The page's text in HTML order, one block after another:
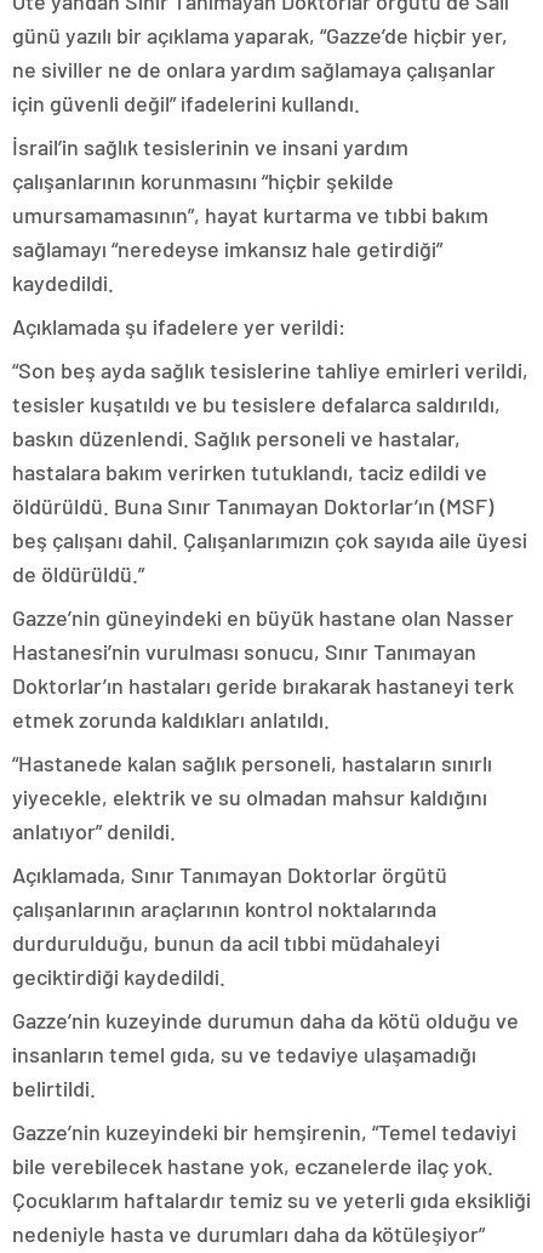
günü yazılı bir açıklama yaparak, “Gazze’de hiçbir yer,
ne siviller ne de onlara yardım sağlamaya çalışanlar
için güvenli değil” ifadelerini kullandı.
İsrail’in sağlık tesislerinin ve insani yardım
çalışanlarının korunmasını “hiçbir şekilde
umursamamasının”, hayat kurtarma ve tıbbi bakım
sağlamayı “neredeyse imkansız hale getirdiği”
kaydedildi.
Açıklamada şu ifadelere yer verildi:
“Son beş ayda sağlık tesislerine tahliye emirleri verildi,
tesisler kuşatıldı ve bu tesislere defalarca saldırıldı,
baskın düzenlendi. Sağlık personeli ve hastalar,
hastalara bakım verirken tutuklandı, taciz edildi ve
öldürüldü. Buna Sınır Tanımayan Doktorlar’ın (MSF)
beş çalışanı dahil. Çalışanlarımızın çok sayıda aile üyesi
de öldürüldü.”
Gazze’nin güneyindeki en büyük hastane olan Nasser
Hastanesi’nin vurulması sonucu, Sınır Tanımayan
Doktorlar’ın hastaları geride bırakarak hastaneyi terk
etmek zorunda kaldıkları anlatıldı.
“Hastanede kalan sağlık personeli, hastaların sınırlı
yiyecekle, elektrik ve su olmadan mahsur kaldığını
anlatıyor” denildi.
Açıklamada, Sınır Tanımayan Doktorlar örgütü
çalışanlarının araçlarının kontrol noktalarında
durdurulduğu, bunun da acil tıbbi müdahaleyi
geciktirdiği kaydedildi.
Gazze’nin kuzeyinde durumun daha da kötü olduğu ve
insanların temel gıda, su ve tedaviye ulaşamadığı
belirtildi.
Gazze’nin kuzeyindeki bir hemşirenin, “Temel tedaviyi
bile verebilecek hastane yok, eczanelerde ilaç yok.
Çocuklarım haftalardır temiz su ve yeterli gıda eksikliği
nedeniyle hasta ve durumları daha da kötüleşiyor”